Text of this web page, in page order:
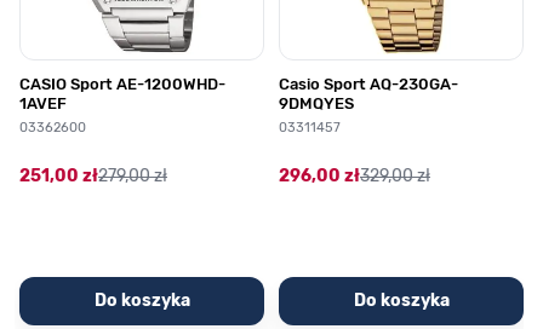
CASIO Sport AE-1200WHD-
1AVEF
03362600
251,00 zł279,00 zł
Do koszyka
Casio Sport AQ-230GA-
9DMQYES
03311457
296,00 zł329,00 zł
Do koszyka